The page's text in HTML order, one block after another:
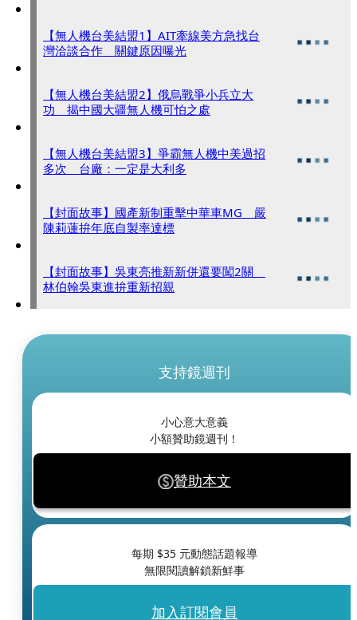
【無人機台美結盟1】AIT牽線美方急找台
灣洽談合作 關鍵原因曝光
【無人機台美結盟2】俄烏戰爭小兵立大
功 揭中國大疆無人機可怕之處
【無人機台美結盟3】爭霸無人機中美過招
多次 台廠：一定是大利多
【封面故事】國產新制重擊中華車MG 嚴
陳莉蓮拚年底自製率達標
【封面故事】吳東亮推新新併還要闖2關
林伯翰吳東進拚重新招親
支持鏡週刊
小心意大意義
小額贊助鏡週刊！
贊助本文
每期 $35 元動態話題報導
無限閱讀解鎖新鮮事
加入訂閱會員